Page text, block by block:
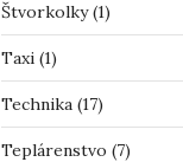
Štvorkolky(1)
Taxi(1)
Technika(17)
Teplárenstvo (7)